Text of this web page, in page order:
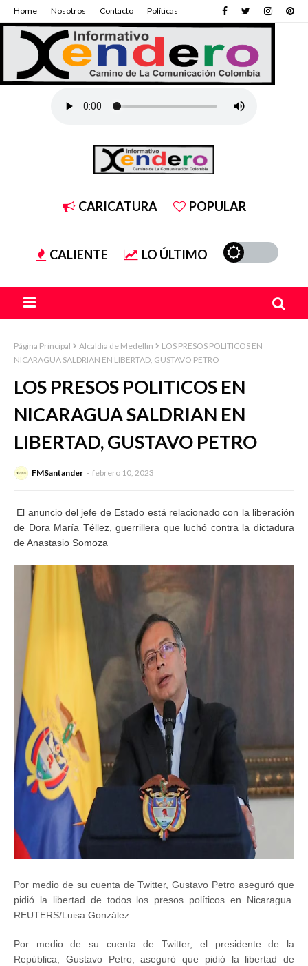
Home Nosotros Contacto Políticas
CARICATURA POPULAR
CALIENTE LO ÚLTIMO
Página Principal Alcaldia de Medellin
LOS PRESOS POLITICOS EN
NICARAGUA SALDRIAN EN LIBERTAD, GUSTAVO PETRO
LOS PRESOS POLITICOS EN
NICARAGUA SALDRIAN EN
LIBERTAD, GUSTAVO PETRO
FMSantander febrero 10, 2023
El anuncio del jefe de Estado está relacionado con la liberación
de Dora María Téllez, guerrillera que luchó contra la dictadura
de Anastasio Somoza
Por medio de su cuenta de Twitter, Gustavo Petro aseguró que
pidió la libertad de todos los presos políticos en Nicaragua.
REUTERS/Luisa González
Por medio de su cuenta de Twitter, el presidente de la
República, Gustavo Petro, aseguró que pidió la libertad de